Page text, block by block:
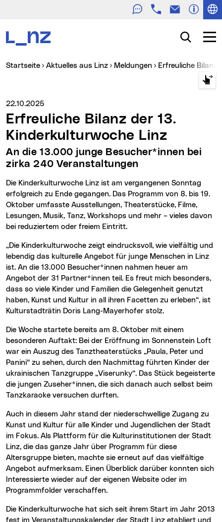
TelefonE-Mail
Suche
Sie sind hier:
Startseite Aktuelles aus Linz Meldungen Erfreuliche
Medienservice vom:
22.10.2025
Erfreuliche Bilanz der 13.
Kinderkulturwoche Linz
An die 13.000 junge Besucher*innen bei
zirka 240 Veranstaltungen
Die Kinderkulturwoche Linz ist am vergangenen Sonntag
erfolgreich zu Ende gegangen. Das Programm von 8. bis 19.
Oktober umfasste Ausstellungen, Theaterstücke, Filme,
Lesungen, Musik, Tanz, Workshops und mehr – vieles davon
bei reduziertem oder freiem Eintritt.
„Die Kinderkulturwoche zeigt eindrucksvoll, wie vielfältig und
lebendig das kulturelle Angebot für junge Menschen in Linz
ist. An die 13.000 Besucher*innen nahmen heuer am
Angebot der 31 Partner*innen teil. Es freut mich besonders,
dass so viele Kinder und Familien die Gelegenheit genutzt
haben, Kunst und Kultur in all ihren Facetten zu erleben“, ist
Kulturstadträtin Doris Lang-Mayerhofer stolz.
Die Woche startete bereits am 8. Oktober mit einem
besonderen Auftakt: Bei der Eröffnung im Sonnenstein Loft
war ein Auszug des Tanztheaterstücks „Paula, Peter und
Panini“ zu sehen, durch den Nachmittag führten Kinder der
ukrainischen Tanzgruppe „Viserunky“. Das Stück begeisterte
die jungen Zuseher*innen, die sich danach auch selbst beim
Tanzkaraoke versuchen durften.
Auch in diesem Jahr stand der niederschwellige Zugang zu
Kunst und Kultur für alle Kinder und Jugendlichen der Stadt
im Fokus. Als Plattform für die Kulturinstitutionen der Stadt
Linz, die das ganze Jahr über Programm für diese
Altersgruppe bieten, machte sie erneut auf das vielfältige
Angebot aufmerksam. Einen Überblick darüber konnten sich
Interessierte wieder auf der eigenen Website oder im
Programmfolder verschaffen.
Die Kinderkulturwoche hat sich seit ihrem Start im Jahr 2013
fest im Veranstaltungskalender der Stadt Linz etabliert und